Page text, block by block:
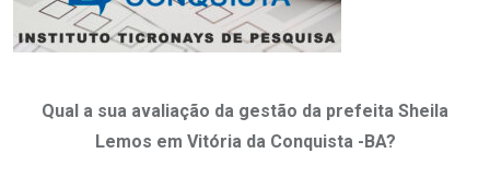
Qual a sua avaliação da gestão da prefeita Sheila
Lemos em Vitória da Conquista -BA?